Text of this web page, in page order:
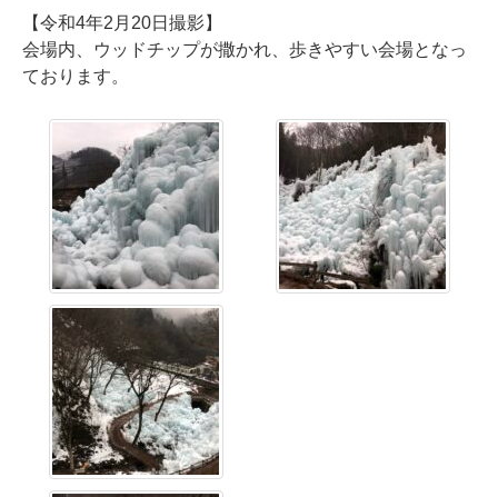
【令和4年2月20日撮影】
会場内、ウッドチップが撒かれ、歩きやすい会場となっ
ております。